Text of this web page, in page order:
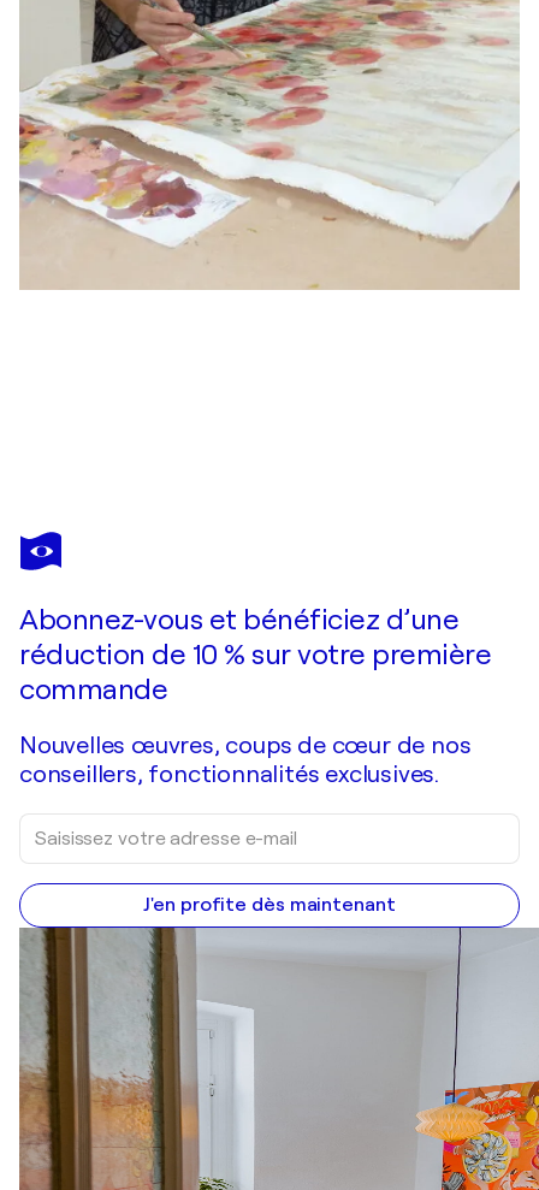
SILVIA VASSILEVA
Golden Gate Bridge
Abonnez-vous et bénéficiez d’une
réduction de 10 % sur votre première
commande
Nouvelles œuvres, coups de cœur de nos
conseillers, fonctionnalités exclusives.
J'en profite dès maintenant